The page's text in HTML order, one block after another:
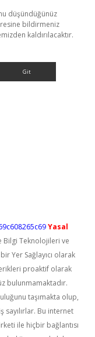
düşündüğünüz
bildirmeniz
kaldırılacaktır.
Yasal
Bilgi Teknolojileri ve
Yer Sağlayıcı olarak
proaktif olarak
bulunmamaktadır.
taşımakta olup,
Bu internet
ile hiçbir bağlantısı